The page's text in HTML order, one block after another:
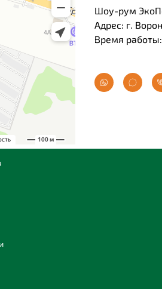
Шоу-рум
Адрес: г.
Время